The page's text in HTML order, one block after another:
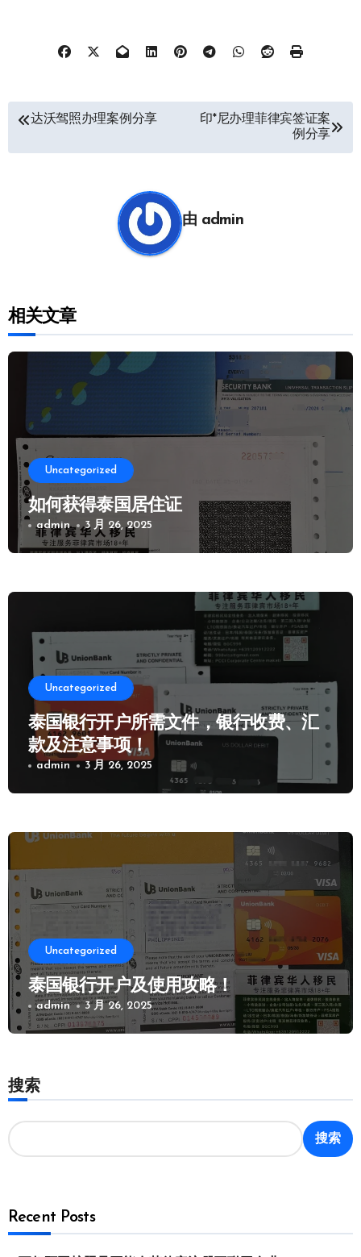
文 达沃驾照办理案例分享
印*尼办理菲律宾签证案
例分享
由 admin
相关文章
Uncategorized
如何获得泰国居住证
admin 3 月 26, 2025
Uncategorized
泰国银行开户所需文件，银行收费、汇
款及注意事项！
admin 3 月 26, 2025
Uncategorized
泰国银行开户及使用攻略！
admin 3 月 26, 2025
搜索
搜索
Recent Posts